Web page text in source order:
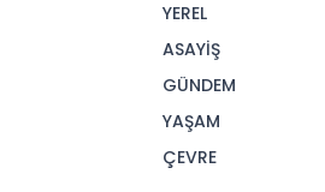
YEREL
ASAYİŞ
GÜNDEM
YAŞAM
ÇEVRE